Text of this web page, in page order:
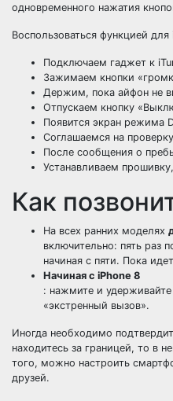
одновременного нажатия
Воспользоваться функцией
Подключаем гаджет к
Зажимаем кнопки
Держим, пока айфон не
Отпускаем кнопку
Появится экран режима
Соглашаемся на
После сообщения о
Устанавливаем
Как
На всех ранних моделях
включительно: пять раз
начиная с пяти. Пока
Начиная с iPhone 8
: нажмите и
«экстренный вызов».
Иногда необходимо
находитесь за границей, то в
того, можно настроить
друзей.